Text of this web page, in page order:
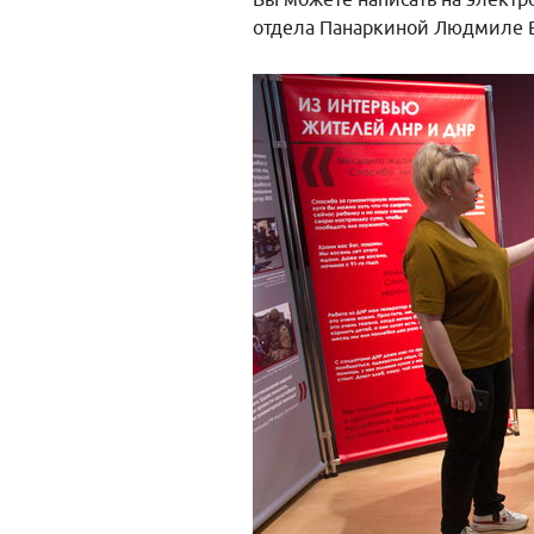
отдела Панаркиной Людмиле